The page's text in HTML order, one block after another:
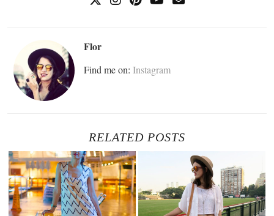
Flor
Find me on: Instagram
RELATED POSTS